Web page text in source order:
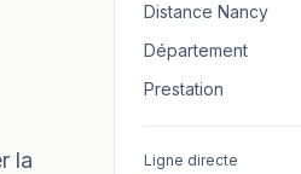
la
Distance Nancy
Département
Prestation
Ligne directe